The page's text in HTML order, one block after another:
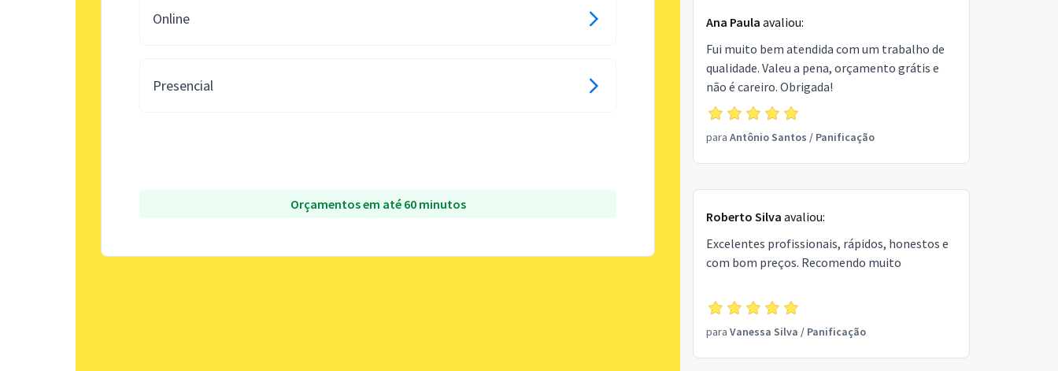
Online
Presencial
Orçamentos em até 60 minutos
Ana Paula avaliou:
Fui muito bem atendida com um trabalho de
qualidade. Valeu a pena, orçamento grátis e
não é careiro. Obrigada!
para Antônio Santos / Panificação
Roberto Silva avaliou:
Excelentes profissionais, rápidos, honestos e
com bom preços. Recomendo muito
para Vanessa Silva / Panificação